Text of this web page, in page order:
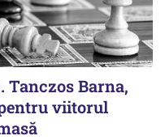
Tanczos Barna,
viitorul